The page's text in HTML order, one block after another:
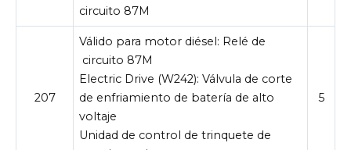
circuito 87M
207
Válido para motor diésel: Relé de
circuito 87M
Electric Drive (W242): Válvula de corte
de enfriamiento de batería de alto
voltaje
Unidad de control de trinquete de
5